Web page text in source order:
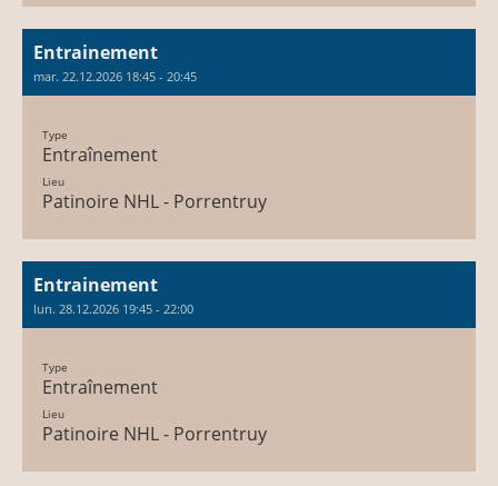
Entrainement
mar. 22.12.2026 18:45 - 20:45
Type
Entraînement
Lieu
Patinoire NHL - Porrentruy
Entrainement
lun. 28.12.2026 19:45 - 22:00
Type
Entraînement
Lieu
Patinoire NHL - Porrentruy